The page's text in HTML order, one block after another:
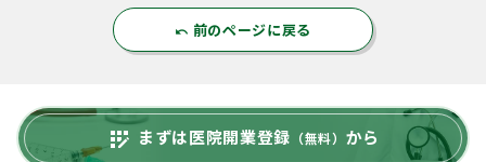
undo 前のページに戻る
app_registration まずは医院開業登録 （無料） から